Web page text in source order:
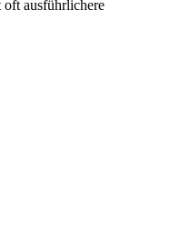
ausführlichere